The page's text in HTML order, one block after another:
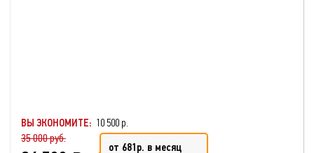
ВЫ ЭКОНОМИТЕ: 10 500 р.
35 000 руб.
от 681р. в месяц